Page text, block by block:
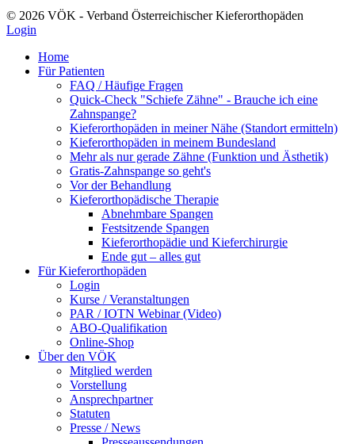
© 2026 VÖK - Verband Österreichischer Kieferorthopäden
Login
Home
Für Patienten
FAQ / Häufige Fragen
Quick-Check "Schiefe Zähne" - Brauche ich eine
Zahnspange?
Kieferorthopäden in meiner Nähe (Standort ermitteln)
Kieferorthopäden in meinem Bundesland
Mehr als nur gerade Zähne (Funktion und Ästhetik)
Gratis-Zahnspange so geht's
Vor der Behandlung
Kieferorthopädische Therapie
Abnehmbare Spangen
Festsitzende Spangen
Kieferorthopädie und Kieferchirurgie
Ende gut – alles gut
Für Kieferorthopäden
Login
Kurse / Veranstaltungen
PAR / IOTN Webinar (Video)
ABO-Qualifikation
Online-Shop
Über den VÖK
Mitglied werden
Vorstellung
Ansprechpartner
Statuten
Presse / News